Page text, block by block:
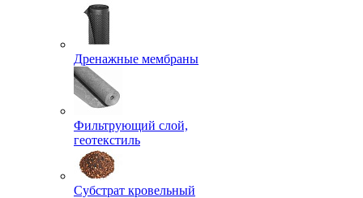
Дренажные мембраны
Фильтрующий слой,
геотекстиль
Субстрат кровельный